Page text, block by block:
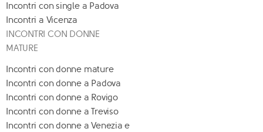
Incontri con single a Padova
Incontri a Vicenza
INCONTRI CON DONNE
MATURE
Incontri con donne mature
Incontri con donne a Padova
Incontri con donne a Rovigo
Incontri con donne a Treviso
Incontri con donne a Venezia e